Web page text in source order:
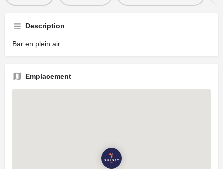
Description
Bar en plein air
Emplacement